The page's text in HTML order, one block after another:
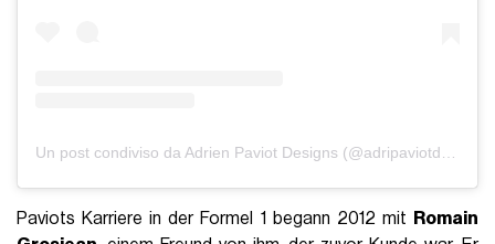
Paviots Karriere in der Formel 1 begann 2012 mit
Romain